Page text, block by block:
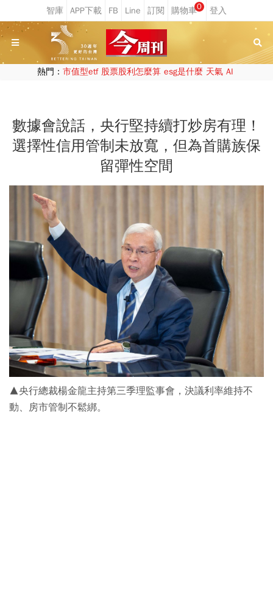
0
熱門： 市值型etf 股票股利怎麼算 esg是什麼 天氣 AI
數據會說話，央行堅持續打炒房有理！
選擇性信用管制未放寬，但為首購族保
留彈性空間
▲央行總裁楊金龍主持第三季理監事會，決議利率維持不
動、房市管制不鬆綁。